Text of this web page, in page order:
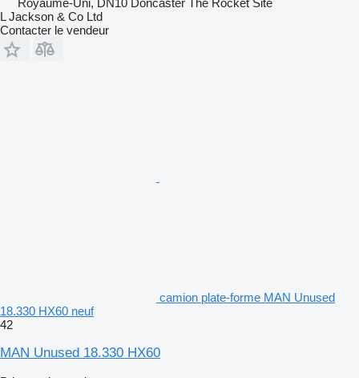
Royaume-Uni, DN10 Doncaster The Rocket Site
L Jackson & Co Ltd
Contacter le vendeur
camion plate-forme MAN Unused
18.330 HX60 neuf
42
MAN Unused 18.330 HX60